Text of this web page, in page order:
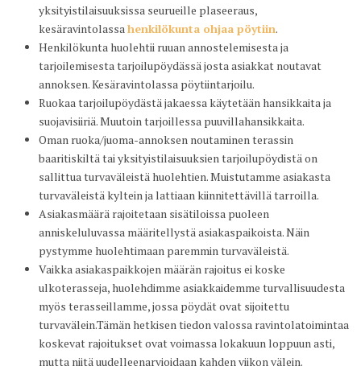
yksityistilaisuuksissa seurueille plaseeraus,
kesäravintolassa henkilökunta ohjaa pöytiin.
Henkilökunta huolehtii ruuan annostelemisesta ja
tarjoilemisesta tarjoilupöydässä josta asiakkat noutavat
annoksen. Kesäravintolassa pöytiintarjoilu.
Ruokaa tarjoilupöydästä jakaessa käytetään hansikkaita ja
suojavisiiriä. Muutoin tarjoillessa puuvillahansikkaita.
Oman ruoka/juoma-annoksen noutaminen terassin
baaritiskiltä tai yksityistilaisuuksien tarjoilupöydistä on
sallittua turvaväleistä huolehtien. Muistutamme asiakasta
turvaväleistä kyltein ja lattiaan kiinnitettävillä tarroilla.
Asiakasmäärä rajoitetaan sisätiloissa puoleen
anniskeluluvassa määritellystä asiakaspaikoista. Näin
pystymme huolehtimaan paremmin turvaväleistä.
Vaikka asiakaspaikkojen määrän rajoitus ei koske
ulkoterasseja, huolehdimme asiakkaidemme turvallisuudesta
myös terasseillamme, jossa pöydät ovat sijoitettu
turvavälein.Tämän hetkisen tiedon valossa ravintolatoimintaa
koskevat rajoitukset ovat voimassa lokakuun loppuun asti,
mutta niitä uudelleenarvioidaan kahden viikon välein.